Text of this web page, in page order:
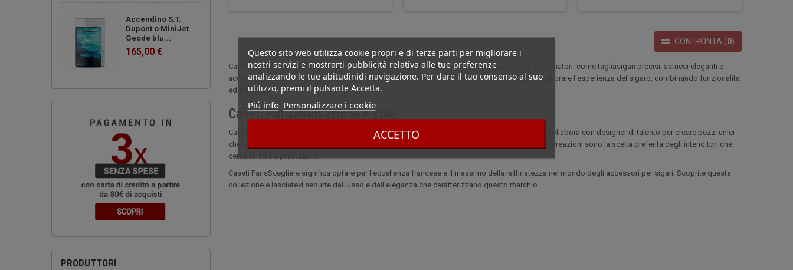
Questo sito web utilizza cookie propri e di terze parti per migliorare i
nostri servizi e mostrarti pubblicità relativa alle tue preferenze
analizzando le tue abitudinidi navigazione. Per dare il tuo consenso al suo
utilizzo, premi il pulsante Accetta.
Piú info Personalizzare i cookie
ACCETTO
Accendino S.T.
Dupont o MiniJet
Geode blu...
165,00 €
PRODUTTORI
CONFRONTA (0)
Caseti Paris La gamma di accessori per sigari comprende una serie di articoli essenziali per i fumatori, come tagliasigari precisi, astucci eleganti e
accendini sofisticati ad alte prestazioni. Ognuno di questi accessori è stato progettato per migliorare l'esperienza del sigaro, combinando funzionalità
ed eleganza.
Caseti Parisinnovazione e stile
Caseti Paris è all'avanguardia nell'innovazione del design degli accessori per sigari. Il marchio collabora con designer di talento per creare pezzi unici
che riflettono le tendenze contemporanee, pur rispettando l'eredità classica del sigaro. Queste creazioni sono la scelta preferita degli intenditori che
cercano stile e prestazioni.
Caseti ParisScegliere significa optare per l'eccellenza francese e il massimo della raffinatezza nel mondo degli accessori per sigari. Scoprite questa
collezione e lasciatevi sedurre dal lusso e dall'eleganza che caratterizzano questo marchio.